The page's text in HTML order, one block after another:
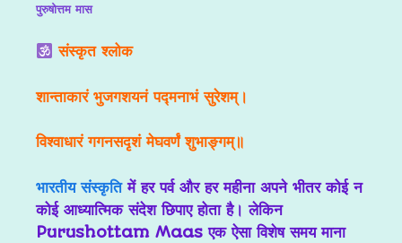
पुरुषोत्तम मास
संस्कृत श्लोक
शान्ताकारं भुजगशयनं पद्मनाभं सुरेशम्।
विश्वाधारं गगनसदृशं मेघवर्णं शुभाङ्गम्॥
भारतीय संस्कृतिमें हर पर्व और हर महीना अपने भीतर कोई न
कोई आध्यात्मिक संदेश छिपाए होता है। लेकिन
Purushottam Maas एक ऐसा विशेष समय माना